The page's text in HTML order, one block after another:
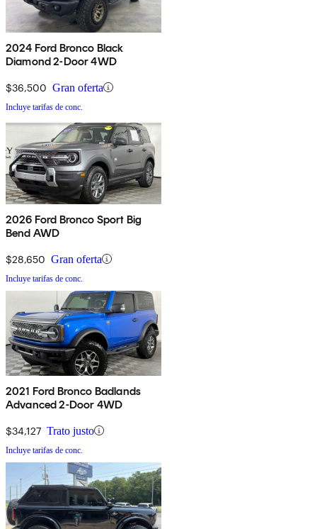
2024 Ford Bronco Black
Diamond 2-Door 4WD
$36,500 Gran oferta
Incluye tarifas de conc.
2026 Ford Bronco Sport Big
Bend AWD
$28,650 Gran oferta
Incluye tarifas de conc.
2021 Ford Bronco Badlands
Advanced 2-Door 4WD
$34,127 Trato justo
Incluye tarifas de conc.